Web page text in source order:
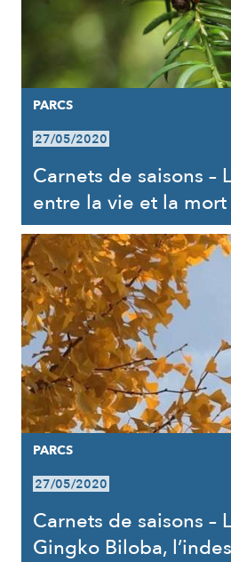
PARCS
27/05/2020
Carnets de saisons –
entre la vie et la mort
PARCS
27/05/2020
Carnets de saisons –
Gingko Biloba,